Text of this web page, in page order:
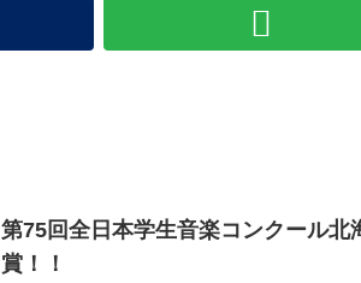
第75回全日本学生音楽コンクール
賞！！